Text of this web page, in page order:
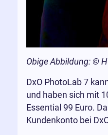
Obige Abbildung: ©
DxO PhotoLab 7
und haben sich mit
Essential 99 Euro.
Kundenkonto bei